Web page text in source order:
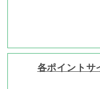
各ポイントサ